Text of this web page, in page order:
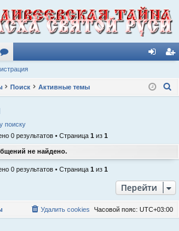
ор
ум д ис
Поиск Активные темы
поиску
0 результатов • Страница 1 из 1
не найдено.
0 результатов • Страница 1 из 1
Перейти
Часовой пояс: UTC+03:00
Удалить cookies